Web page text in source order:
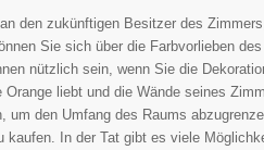
den zukünftigen Besitzer des
Sie sich über die Farbvorlieben
nützlich sein, wenn Sie die
Orange liebt und die Wände seines
um den Umfang des Raums
kaufen. In der Tat gibt es viele